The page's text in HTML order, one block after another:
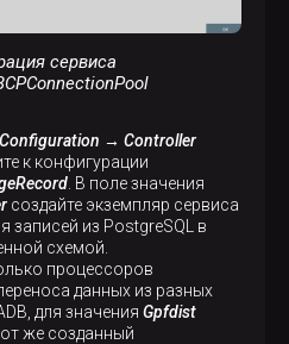
сервиса
Configuration → Controller
к конфигурации
. В поле значения
создайте экземпляр сервиса
записей из PostgreSQL в
схемой.
процессоров
данных из разных
для значения Gpfdist
же созданный